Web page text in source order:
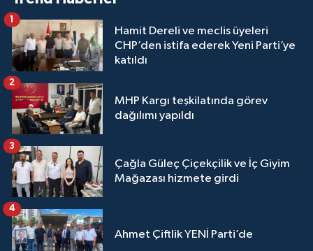
Hamit Dereli ve meclis üyeleri
CHP’den istifa ederek Yeni Parti’ye
katıldı
1
MHP Kargı teşkilatında görev
dağılımı yapıldı
2
Çağla Güleç Çiçekçilik ve İç Giyim
Mağazası hizmete girdi
3
Ahmet Çiftlik YENİ Parti’de
4